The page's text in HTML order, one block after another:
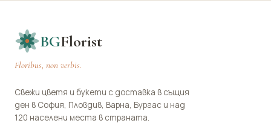
BGFlorist
Floribus, non verbis.
Свежи цветя и букети с доставка в същия
ден в София, Пловдив, Варна, Бургас и над
120 населени места в страната.